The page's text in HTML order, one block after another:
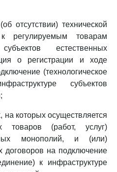
отсутствии) технической
регулируемым товарам
естественных
о регистрации и ходе
(технологическое
субъектов
которых осуществляется
товаров (работ, услуг)
монополий, и (или)
договоров на подключение
к инфраструктуре